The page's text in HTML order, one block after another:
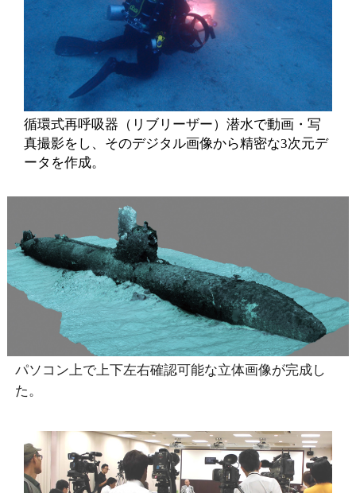
循環式再呼吸器（リブリーザー）潜水で動画・写
真撮影をし、そのデジタル画像から精密な3次元デ
ータを作成。
パソコン上で上下左右確認可能な立体画像が完成し
た。